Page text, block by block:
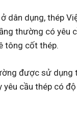
dân dụng, thép
thường có yêu
tông cốt thép.
được sử
cầu thép có